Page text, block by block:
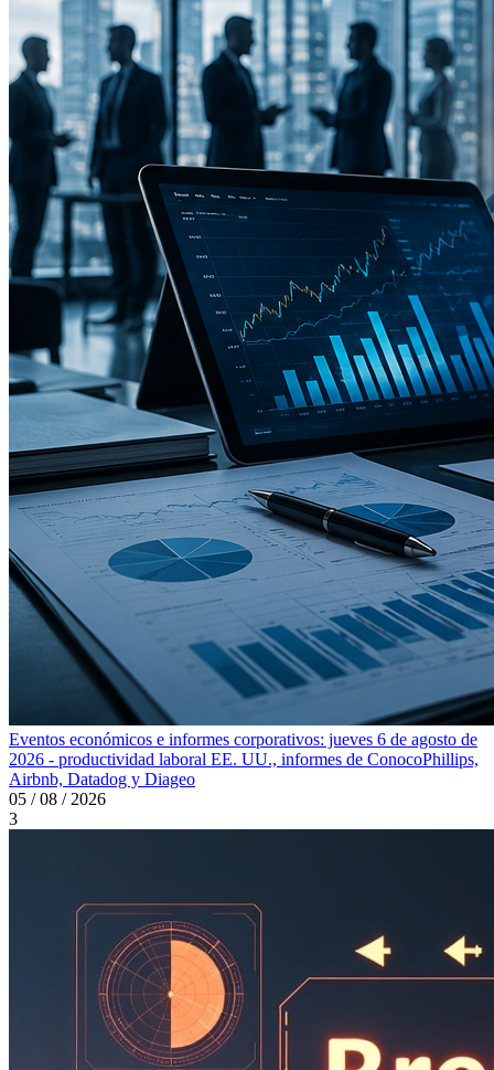
Eventos económicos e informes corporativos: jueves 6 de agosto de
2026 - productividad laboral EE. UU., informes de ConocoPhillips,
Airbnb, Datadog y Diageo
05 / 08 / 2026
3